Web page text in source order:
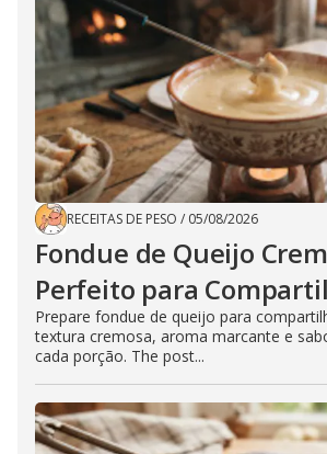
RECEITAS DE PESO / 05/08/2026
Fondue de Queijo
Perfeito para
Prepare fondue de queijo para
textura cremosa, aroma marcante e
cada porção. The post...